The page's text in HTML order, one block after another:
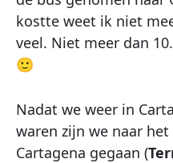
kostte weet ik niet
veel. Niet meer dan
🙂
Nadat we weer in
waren zijn we naar
Cartagena gegaan (